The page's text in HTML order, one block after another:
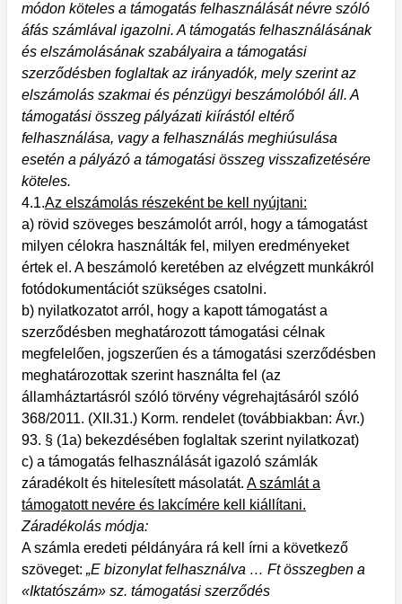
módon köteles a támogatás felhasználását névre szóló
áfás számlával igazolni. A támogatás felhasználásának
és elszámolásának szabályaira a támogatási
szerződésben foglaltak az irányadók, mely szerint az
elszámolás szakmai és pénzügyi beszámolóból áll. A
támogatási összeg pályázati kiírástól eltérő
felhasználása, vagy a felhasználás meghiúsulása
esetén a pályázó a támogatási összeg visszafizetésére
köteles.
4.1.Az elszámolás részeként be kell nyújtani:
a) rövid szöveges beszámolót arról, hogy a támogatást
milyen célokra használták fel, milyen eredményeket
értek el. A beszámoló keretében az elvégzett munkákról
fotódokumentációt szükséges csatolni.
b) nyilatkozatot arról, hogy a kapott támogatást a
szerződésben meghatározott támogatási célnak
megfelelően, jogszerűen és a támogatási szerződésben
meghatározottak szerint használta fel (az
államháztartásról szóló törvény végrehajtásáról szóló
368/2011. (XII.31.) Korm. rendelet (továbbiakban: Ávr.)
93. § (1a) bekezdésében foglaltak szerint nyilatkozat)
c) a támogatás felhasználását igazoló számlák
záradékolt és hitelesített másolatát. A számlát a
támogatott nevére és lakcímére kell kiállítani.
Záradékolás módja:
A számla eredeti példányára rá kell írni a következő
szöveget: „E bizonylat felhasználva … Ft összegben a
«Iktatószám» sz. támogatási szerződés